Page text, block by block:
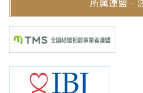
所属連盟・